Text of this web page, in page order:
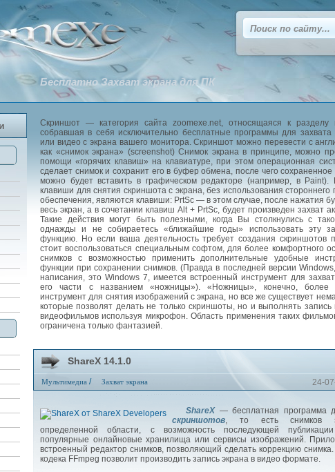
Бесплатно Захват экрана для ПК
Скриншот — категория сайта zoomexe.net, относящаяся к разделу
собравшая в себя исключительно бесплатные программы для захвата
или видео с экрана вашего монитора. Скриншот можно перевести с
как «снимок экрана» (screenshot) Снимок экрана в принципе, можно
помощи «горячих клавиш» на клавиатуре, при этом операционная
сделает снимок и сохранит его в буфер обмена, после чего
можно будет вставить в графическом редакторе (например, в Paint).
клавиши для снятия скриншота с экрана, без использования стороннего
обеспечения, являются клавиши: PrtSc — в этом случае, после нажатия
весь экран, а в сочетании клавиш Alt + PrtSc, будет произведен захват
Такие действия могут быть полезными, когда Вы столкнулись с
однажды и не собираетесь «ближайшие годы» использовать эту
функцию. Но если ваша деятельность требует создания скриншотов
стоит воспользоваться специальным софтом, для более комфортного
снимков с возможностью применить дополнительные удобные
функции при сохранении снимков. (Правда в последней версии
написания, это Windows 7, имеется встроенный инструмент для
его части с названием «ножницы»). «Ножницы», конечно, более
инструмент для снятия изображений с экрана, но все же существует
которые позволят делать не только скриншоты, но и выполнять
видеофильмов используя микрофон. Область применения таких
ограничена только фантазией.
ShareX 14.1.0
Мультимедиа / Захват экрана 24-
ShareX— бесплатная программа
скриншотов, то есть снимков
определенной области, с возможность последующей
популярные онлайновые хранилища или сервисы изображений.
встроенный редактор снимков, позволяющий сделать коррекцию
кодека FFmpeg позволит производить запись экрана в видео формате.